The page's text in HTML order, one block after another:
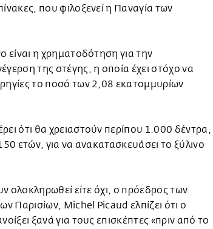
που φιλοξενεί η Παναγία των
είναι η χρηματοδότηση για την
της στέγης, η οποία έχει στόχο να
το ποσό των 2,08 εκατομμυρίων
ότι θα χρειαστούν περίπου 1.000 δέντρα,
ετών, για να ανακατασκευάσει το ξύλινο
ολοκληρωθεί είτε όχι, ο πρόεδρος των
Παρισίων, Michel Picaud ελπίζει ότι ο
ξανά για τους επισκέπτες «πριν από το